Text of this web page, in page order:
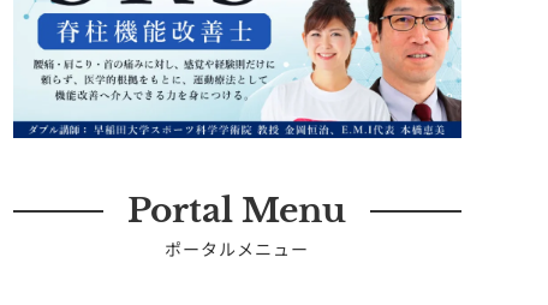
Portal Menu
ポータルメニュー